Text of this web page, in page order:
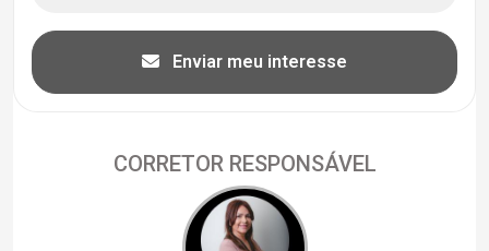
Enviar meu interesse
CORRETOR RESPONSÁVEL